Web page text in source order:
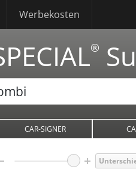
Werbekosten
®
CAR-SIGNER